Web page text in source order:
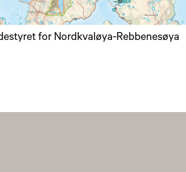
for Nordkvaløya-Rebbenesøya